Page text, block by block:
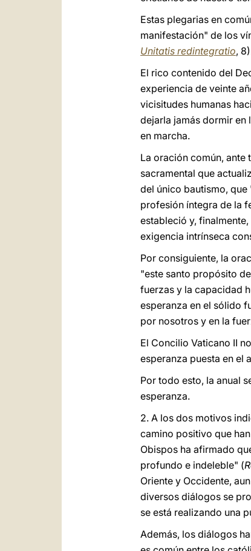
Estas plegarias en
manifestación" de los
Unitatis redintegratio,
El rico contenido del
experiencia de veinte
vicisitudes humanas
dejarla jamás dormir
en marcha.
La oración común, ante
sacramental que
del único bautismo, que
profesión íntegra de la
estableció y,
exigencia intrínseca
Por consiguiente, la
"este santo propósito
fuerzas y la capacidad
esperanza en el sólido
por nosotros y en la
El Concilio Vaticano II
esperanza puesta en el
Por todo esto, la anual
esperanza.
2. A los dos motivos
camino positivo que
Obispos ha afirmado
profundo e indeleble" (
Oriente y Occidente,
diversos diálogos se
se está realizando una
Además, los diálogos